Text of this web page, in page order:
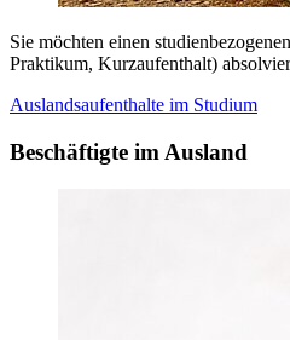
Sie möchten einen
Praktikum, Kurzaufenthalt)
Auslandsaufenthalte im Studium
Beschäftigte im Ausland